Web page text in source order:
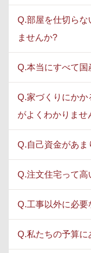
Q.部屋を仕切らな
ませんか?
Q.本当にすべて
Q.家づくりにかか
がよくわかりませ
Q.自己資金があ
Q.注文住宅って高
Q.工事以外に必
Q.私たちの予算